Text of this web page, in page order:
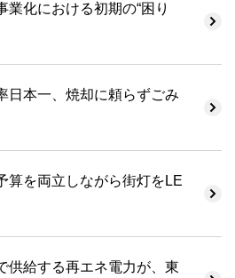
業化における初期の“困り
日本一、焼却に頼らずごみ
算を両立しながら街灯をLE
供給する再エネ電力が、東